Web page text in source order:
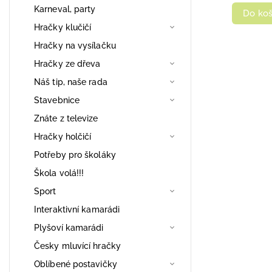
Karneval, party
Hračky klučičí
Hračky na vysílačku
Hračky ze dřeva
Náš tip, naše rada
Stavebnice
Znáte z televize
Hračky holčičí
Potřeby pro školáky
Škola volá!!!
Sport
Interaktivní kamarádi
Plyšoví kamarádi
Česky mluvící hračky
Oblíbené postavičky
Do